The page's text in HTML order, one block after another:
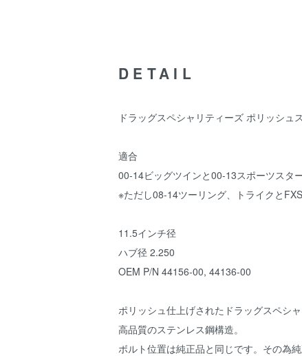
DETAIL
ドラッグスペシャリティーズ ポリッシ
適合
00-14ビッグツインと00-13スポーツスタ
※ただし08-14ツーリング、トライクと
11.5インチ径
ハブ径 2.250
OEM P/N 44156-00, 44136-00
ポリッシュ仕上げされたドラッグスペシ
高品質のステンレス鋼構造。
ボルト位置は純正品と同じです。その為